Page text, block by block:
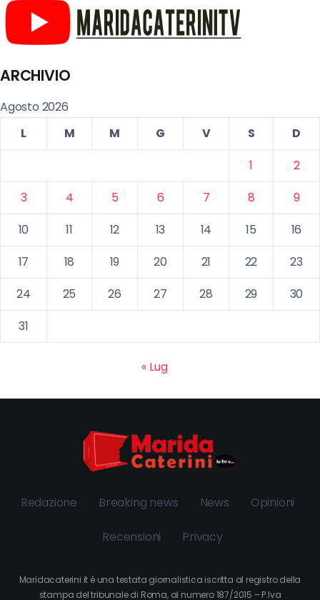
ARCHIVIO
Agosto 2026
L
M M G V S
D
1
2
3
4 5 6 7 8
9
10
11 12 13 14 15
16
17
18 19 20 21 22
23
24
25 26 27 28 29
30
31
« Lug
Redazione Breaking news News Opinioni
Recensioni Privacy
Maridacaterini.it è una testata giornalistica iscritta al registro della
stampa del tribunale di Roma, al numero 187/2015 – P.Iva